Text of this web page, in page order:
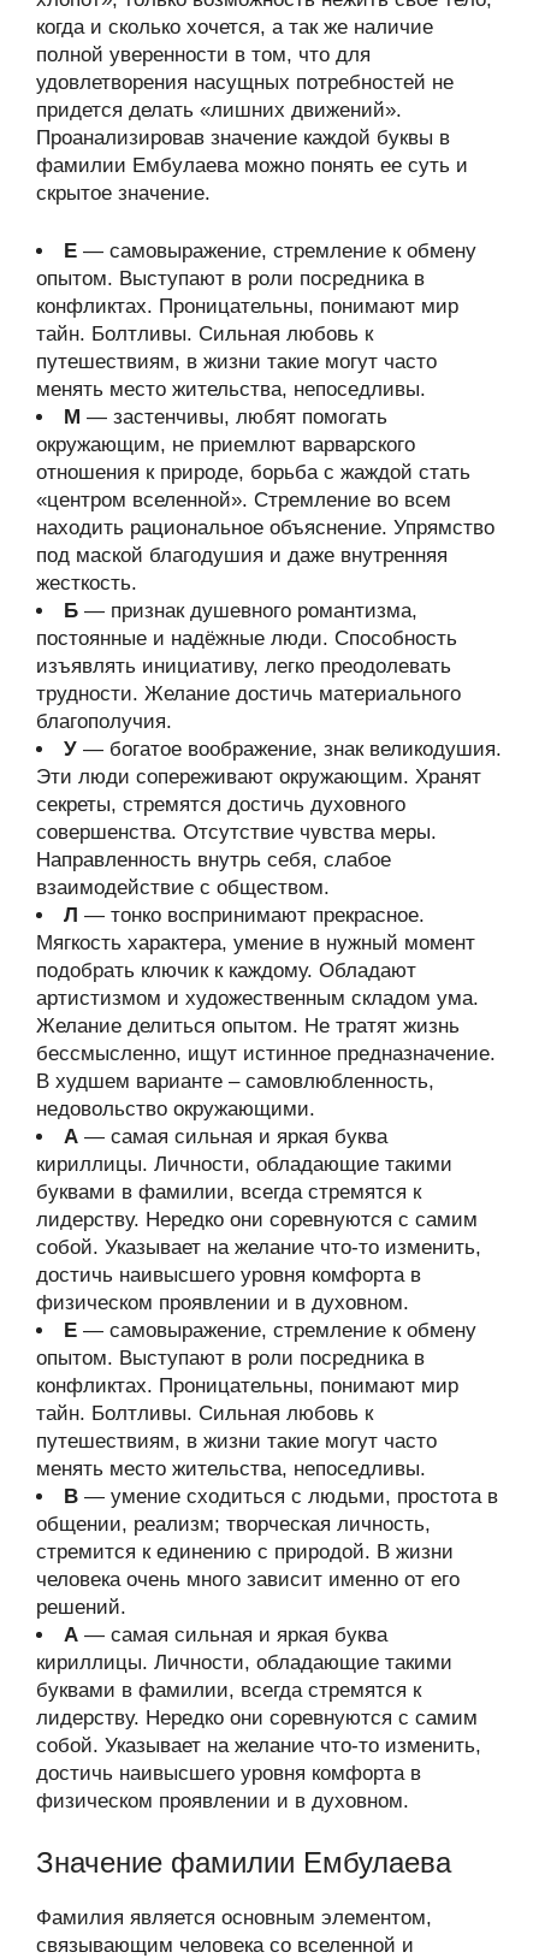
когда и сколько хочется, а так же наличие
полной уверенности в том, что для
удовлетворения насущных потребностей не
придется делать «лишних движений».
Проанализировав значение каждой буквы в
фамилии Ембулаева можно понять ее суть и
скрытое значение.
Е — самовыражение, стремление к обмену
опытом. Выступают в роли посредника в
конфликтах. Проницательны, понимают мир
тайн. Болтливы. Сильная любовь к
путешествиям, в жизни такие могут часто
менять место жительства, непоседливы.
М — застенчивы, любят помогать
окружающим, не приемлют варварского
отношения к природе, борьба с жаждой стать
«центром вселенной». Стремление во всем
находить рациональное объяснение. Упрямство
под маской благодушия и даже внутренняя
жесткость.
Б — признак душевного романтизма,
постоянные и надёжные люди. Способность
изъявлять инициативу, легко преодолевать
трудности. Желание достичь материального
благополучия.
У — богатое воображение, знак великодушия.
Эти люди сопереживают окружающим. Хранят
секреты, стремятся достичь духовного
совершенства. Отсутствие чувства меры.
Направленность внутрь себя, слабое
взаимодействие с обществом.
Л — тонко воспринимают прекрасное.
Мягкость характера, умение в нужный момент
подобрать ключик к каждому. Обладают
артистизмом и художественным складом ума.
Желание делиться опытом. Не тратят жизнь
бессмысленно, ищут истинное предназначение.
В худшем варианте – самовлюбленность,
недовольство окружающими.
А — самая сильная и яркая буква
кириллицы. Личности, обладающие такими
буквами в фамилии, всегда стремятся к
лидерству. Нередко они соревнуются с самим
собой. Указывает на желание что-то изменить,
достичь наивысшего уровня комфорта в
физическом проявлении и в духовном.
Е — самовыражение, стремление к обмену
опытом. Выступают в роли посредника в
конфликтах. Проницательны, понимают мир
тайн. Болтливы. Сильная любовь к
путешествиям, в жизни такие могут часто
менять место жительства, непоседливы.
В — умение сходиться с людьми, простота в
общении, реализм; творческая личность,
стремится к единению с природой. В жизни
человека очень много зависит именно от его
решений.
А — самая сильная и яркая буква
кириллицы. Личности, обладающие такими
буквами в фамилии, всегда стремятся к
лидерству. Нередко они соревнуются с самим
собой. Указывает на желание что-то изменить,
достичь наивысшего уровня комфорта в
физическом проявлении и в духовном.
Значение фамилии Ембулаева
Фамилия является основным элементом,
связывающим человека со вселенной и